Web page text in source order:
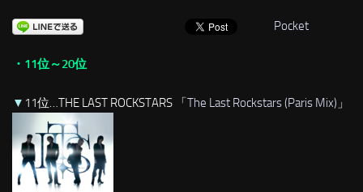
Pocket
・11位～20位
▼ 11位…THE LAST ROCKSTARS 「The Last Rockstars (Paris Mix) 」